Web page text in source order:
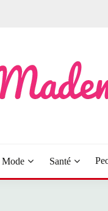
Mode Santé